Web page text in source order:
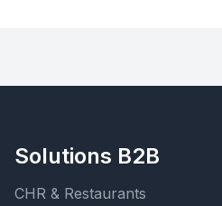
Solutions B2B
CHR & Restaurants